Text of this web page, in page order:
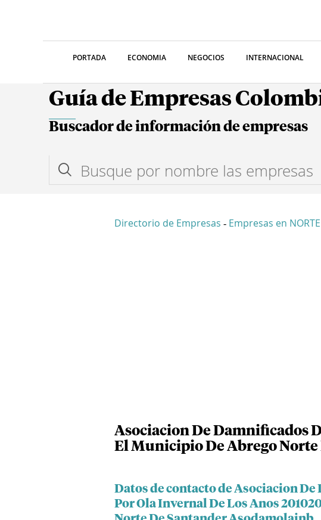
PORTADA ECONOMIA NEGOCIOS INTERNACIONAL
Guía de Empresas
Buscador de información de empresas
Directorio de Empresas - Empresas en
Asociacion De Damnificados
El Municipio De Abrego
Datos de contacto de Asociacion
Por Ola Invernal De Los Anos